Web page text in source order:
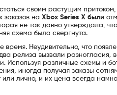
своим растущим
заказов на Xbox Series X были
не так давно утверждала,
схема была свергнута.
Неудивительно, что
релиза вызвали разногласия,
Используя различные схемы и
иногда получая заказы
лично, и их цена всегда